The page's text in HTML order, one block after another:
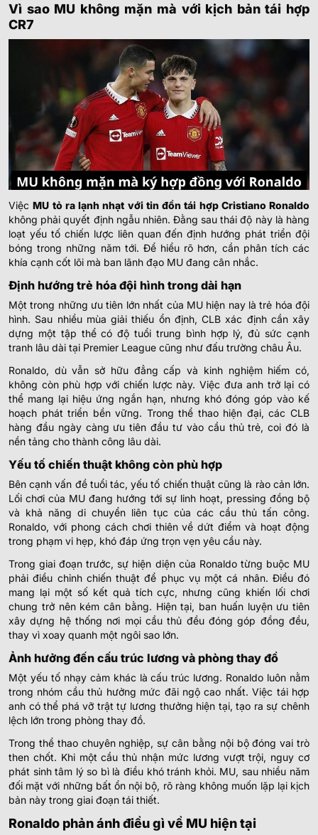
Vì sao MU không mặn mà với kịch bản tái hợp
CR7
ViệcMU tỏ ra lạnh nhạt với tin đồn tái hợp Cristiano Ronaldo
không phải quyết định ngẫu nhiên. Đằng sau thái độ này là hàng
loạt yếu tố chiến lược liên quan đến định hướng phát triển đội
bóng trong những năm tới. Để hiểu rõ hơn, cần phân tích các
khía cạnh cốt lõi mà ban lãnh đạo MU đang cân nhắc.
Định hướng trẻ hóa đội hình trong dài hạn
Một trong những ưu tiên lớn nhất của MU hiện nay là trẻ hóa đội
hình. Sau nhiều mùa giải thiếu ổn định, CLB xác định cần xây
dựng một tập thể có độ tuổi trung bình hợp lý, đủ sức cạnh
tranh lâu dài tại Premier League cũng như đấu trường châu Âu.
Ronaldo, dù vẫn sở hữu đẳng cấp và kinh nghiệm hiếm có,
không còn phù hợp với chiến lược này. Việc đưa anh trở lại có
thể mang lại hiệu ứng ngắn hạn, nhưng khó đóng góp vào kế
hoạch phát triển bền vững. Trong thể thao hiện đại, các CLB
hàng đầu ngày càng ưu tiên đầu tư vào cầu thủ trẻ, coi đó là
nền tảng cho thành công lâu dài.
Yếu tố chiến thuật không còn phù hợp
Bên cạnh vấn đề tuổi tác, yếu tố chiến thuật cũng là rào cản lớn.
Lối chơi của MU đang hướng tới sự linh hoạt, pressing đồng bộ
và khả năng di chuyển liên tục của các cầu thủ tấn công.
Ronaldo, với phong cách chơi thiên về dứt điểm và hoạt động
trong phạm vi hẹp, khó đáp ứng trọn vẹn yêu cầu này.
Trong giai đoạn trước, sự hiện diện của Ronaldo từng buộc MU
phải điều chỉnh chiến thuật để phục vụ một cá nhân. Điều đó
mang lại một số kết quả tích cực, nhưng cũng khiến lối chơi
chung trở nên kém cân bằng. Hiện tại, ban huấn luyện ưu tiên
xây dựng hệ thống nơi mọi cầu thủ đều đóng góp đồng đều,
thay vì xoay quanh một ngôi sao lớn.
Ảnh hưởng đến cấu trúc lương và phòng thay đồ
Một yếu tố nhạy cảm khác là cấu trúc lương. Ronaldo luôn nằm
trong nhóm cầu thủ hưởng mức đãi ngộ cao nhất. Việc tái hợp
anh có thể phá vỡ trật tự lương thưởng hiện tại, tạo ra sự chênh
lệch lớn trong phòng thay đồ.
Trong thể thao chuyên nghiệp, sự cân bằng nội bộ đóng vai trò
then chốt. Khi một cầu thủ nhận mức lương vượt trội, nguy cơ
phát sinh tâm lý so bì là điều khó tránh khỏi. MU, sau nhiều năm
đối mặt với những bất ổn nội bộ, rõ ràng không muốn lặp lại kịch
bản này trong giai đoạn tái thiết.
Ronaldo phản ánh điều gì về MU hiện tại